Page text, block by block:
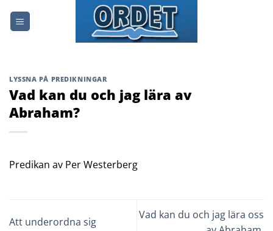
LYSSNA PÅ PREDIKNINGAR
Vad kan du och jag lära av
Abraham?
Predikan av Per Westerberg
Att underordna sig
Vad kan du och jag lära oss